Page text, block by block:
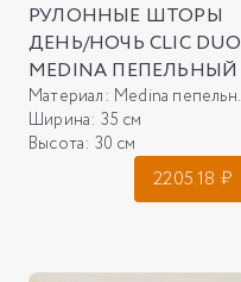
РУЛОННЫЕ ШТОРЫ
ДЕНЬ/НОЧЬ CLIC DUO
MEDINA ПЕПЕЛЬНЫЙ
Материал: Medina пепельный
Ширина: 35 см
Высота: 30 см
2205.18 ₽